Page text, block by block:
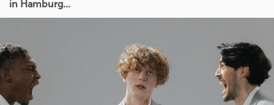
in Hamburg...